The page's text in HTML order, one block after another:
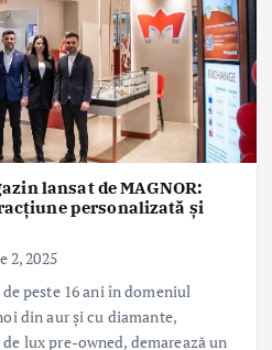
lansat de MAGNOR:
personalizată și
2, 2025
peste 16 ani în domeniul
din aur și cu diamante,
lux pre-owned, demarează un